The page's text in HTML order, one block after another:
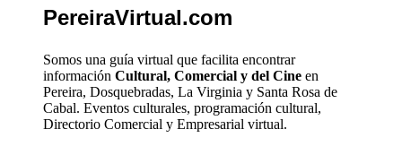
PereiraVirtual.com
Somos una guía virtual que facilita encontrar
información Cultural, Comercial y del Cine en
Pereira, Dosquebradas, La Virginia y Santa Rosa de
Cabal. Eventos culturales, programación cultural,
Directorio Comercial y Empresarial virtual.